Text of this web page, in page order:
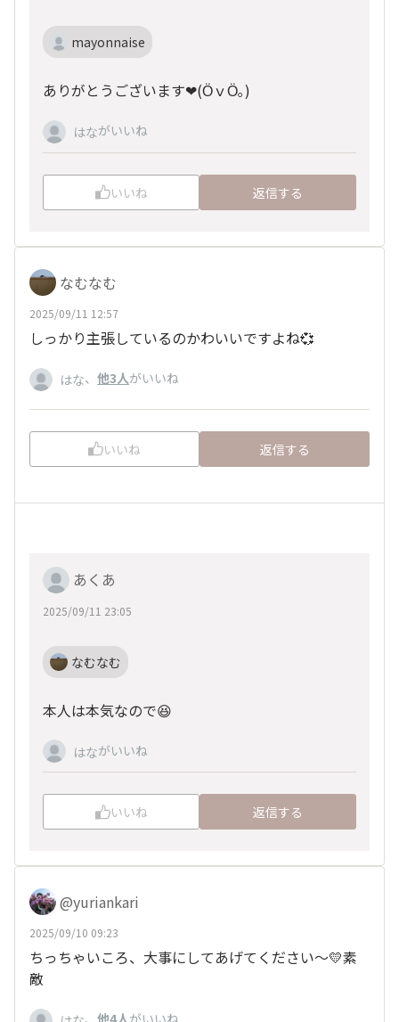
mayonnaise
ありがとうございます❤(ӦｖӦ｡)
はながいいね
いいね 返信する
なむなむ
2025/09/11 12:57
しっかり主張しているのかわいいですよね💞
はな、 他3人がいいね
いいね 返信する
あくあ
2025/09/11 23:05
なむなむ
本人は本気なので😆
はながいいね
いいね 返信する
@yuriankari
2025/09/10 09:23
ちっちゃいころ、大事にしてあげてください～💛素
敵